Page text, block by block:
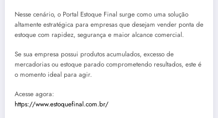
Nesse cenário, o Portal Estoque Final surge como uma solução
altamente estratégica para empresas que desejam vender ponta de
estoque com rapidez, segurança e maior alcance comercial.
Se sua empresa possui produtos acumulados, excesso de
mercadorias ou estoque parado comprometendo resultados, este é
o momento ideal para agir.
Acesse agora:
https://www.estoquefinal.com.br/